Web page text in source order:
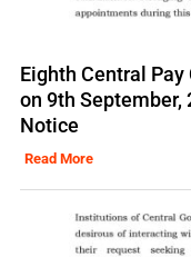
Eighth Central
on 9th September,
Notice
Read More